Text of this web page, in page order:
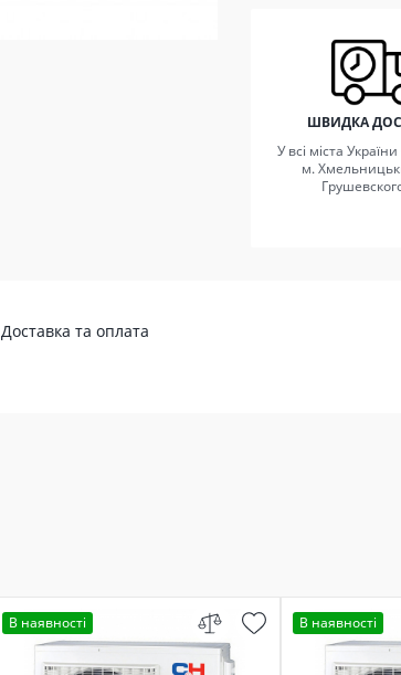
ШВИДКА
У всі міста
м.
Доставка та оплата
В наявності В наявності